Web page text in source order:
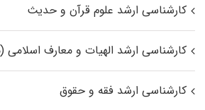
کارشناسی ارشد علوم قرآن و حدیث
کارشناسی ارشد الهیات و معارف
کارشناسی ارشد فقه و حقوق